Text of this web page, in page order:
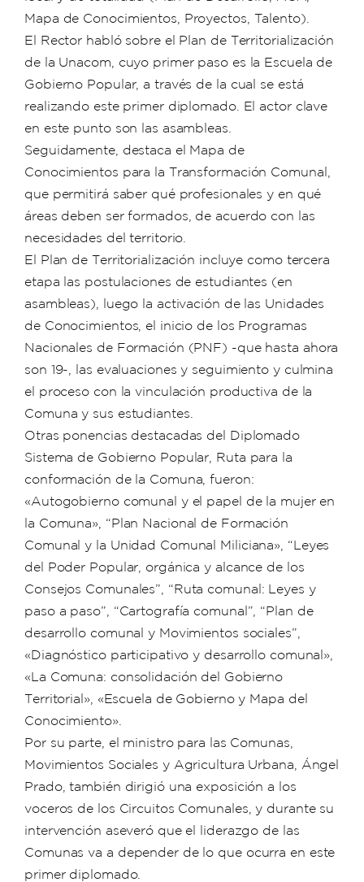
Mapa de Conocimientos, Proyectos, Talento).
El Rector habló sobre el Plan de Territorialización
de la Unacom, cuyo primer paso es la Escuela de
Gobierno Popular, a través de la cual se está
realizando este primer diplomado. El actor clave
en este punto son las asambleas.
Seguidamente, destaca el Mapa de
Conocimientos para la Transformación Comunal,
que permitirá saber qué profesionales y en qué
áreas deben ser formados, de acuerdo con las
necesidades del territorio.
El Plan de Territorialización incluye como tercera
etapa las postulaciones de estudiantes (en
asambleas), luego la activación de las Unidades
de Conocimientos, el inicio de los Programas
Nacionales de Formación (PNF) -que hasta ahora
son 19-, las evaluaciones y seguimiento y culmina
el proceso con la vinculación productiva de la
Comuna y sus estudiantes.
Otras ponencias destacadas del Diplomado
Sistema de Gobierno Popular, Ruta para la
conformación de la Comuna, fueron:
«Autogobierno comunal y el papel de la mujer en
la Comuna», “Plan Nacional de Formación
Comunal y la Unidad Comunal Miliciana», “Leyes
del Poder Popular, orgánica y alcance de los
Consejos Comunales”, “Ruta comunal: Leyes y
paso a paso”, “Cartografía comunal”, “Plan de
desarrollo comunal y Movimientos sociales”,
«Diagnóstico participativo y desarrollo comunal»,
«La Comuna: consolidación del Gobierno
Territorial», «Escuela de Gobierno y Mapa del
Conocimiento».
Por su parte, el ministro para las Comunas,
Movimientos Sociales y Agricultura Urbana, Ángel
Prado, también dirigió una exposición a los
voceros de los Circuitos Comunales, y durante su
intervención aseveró que el liderazgo de las
Comunas va a depender de lo que ocurra en este
primer diplomado.